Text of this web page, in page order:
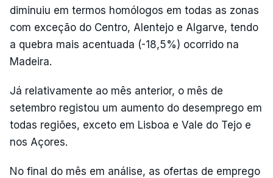
diminuiu em termos homólogos em todas as zonas
com exceção do Centro, Alentejo e Algarve, tendo
a quebra mais acentuada (-18,5%) ocorrido na
Madeira.
Já relativamente ao mês anterior, o mês de
setembro registou um aumento do desemprego em
todas regiões, exceto em Lisboa e Vale do Tejo e
nos Açores.
No final do mês em análise, as ofertas de emprego